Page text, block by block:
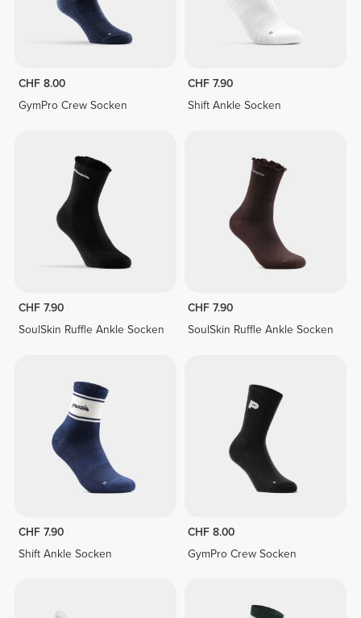
CHF 8.00
GymPro Crew Socken
CHF 7.90
Shift Ankle Socken
CHF 7.90
SoulSkin Ruffle Ankle Socken
CHF 7.90
SoulSkin Ruffle Ankle Socken
CHF 7.90
Shift Ankle Socken
CHF 8.00
GymPro Crew Socken